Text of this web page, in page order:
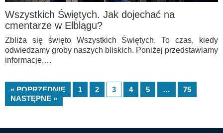
Wszystkich Świętych. Jak dojechać na
cmentarze w Elblągu?
Zbliża się święto Wszystkich Świętych. To czas, kiedy
odwiedzamy groby naszych bliskich. Poniżej przedstawiamy
informacje,…
« POPRZEDNIE 1 2 3 4 5 …
75
NASTĘPNE »